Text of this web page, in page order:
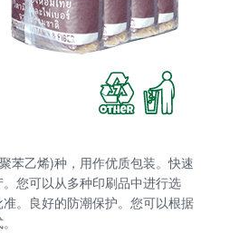
苯乙烯)种，用作优质包装。快速
。您可以从多种印刷品中进行选
。良好的防潮保护。您可以根据